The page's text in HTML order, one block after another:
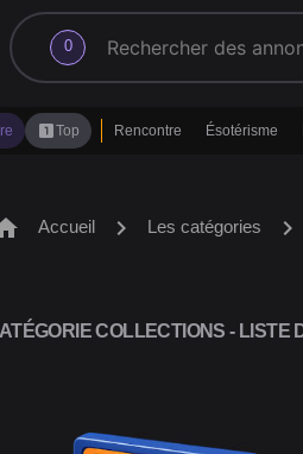
0
search
looks_oneTop Rencontre Ésotérisme
Accueil chevron_right Les catégories chevron_right
COLLECTIONS - LISTE